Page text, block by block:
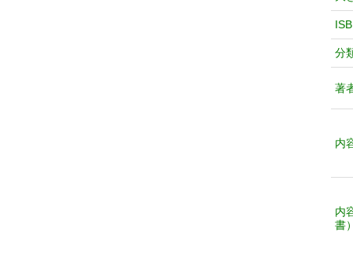
分
著
内
内
書